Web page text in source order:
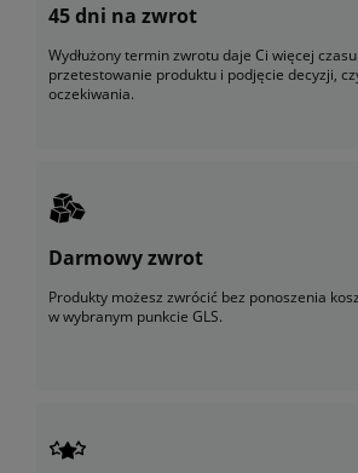
45 dni na zwrot
Wydłużony termin zwrotu daje Ci więcej
przetestowanie produktu i podjęcie decyzji,
oczekiwania.
Darmowy zwrot
Produkty możesz zwrócić bez ponoszenia
w wybranym punkcie GLS.